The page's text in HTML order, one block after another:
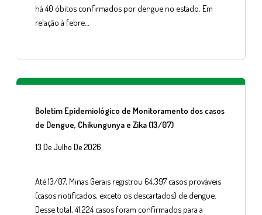
há 40 óbitos confirmados por dengue no estado. Em
relação à febre…
Boletim Epidemiológico de Monitoramento dos casos
de Dengue, Chikungunya e Zika (13/07)
13 De Julho De 2026
Até 13/07, Minas Gerais registrou 64.397 casos prováveis
(casos notificados, exceto os descartados) de dengue.
Desse total, 41.224 casos foram confirmados para a